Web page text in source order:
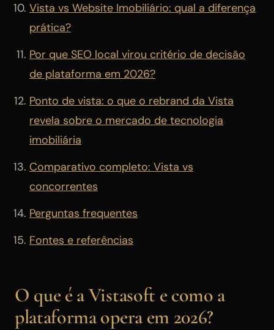
Vista vs Website Imobiliário: qual a diferença
prática?
Por que SEO local virou critério de decisão
de plataforma em 2026?
Ponto de vista: o que o rebrand da Vista
revela sobre o mercado de tecnologia
imobiliária
Comparativo completo: Vista vs
concorrentes
Perguntas frequentes
Fontes e referências
O que é a Vistasoft e como a
plataforma opera em 2026?